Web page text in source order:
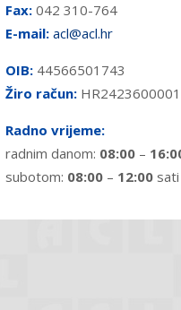
Fax: 042 310-764
E-mail: acl@acl.hr
OIB: 44566501743
Žiro račun:
Radno vrijeme:
radnim danom: 08:00 –
subotom: 08:00 – 12:00 sati